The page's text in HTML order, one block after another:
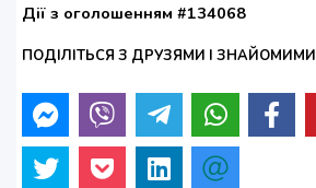
Дії з оголошенням #134068
ПОДІЛІТЬСЯ З ДРУЗЯМИ І ЗНАЙОМИМИ